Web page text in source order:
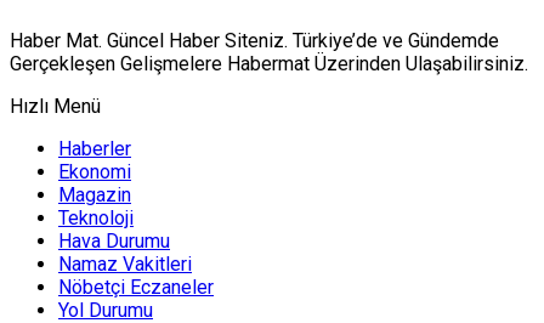
Haber Mat. Güncel Haber Siteniz. Türkiye’de ve Gündemde
Gerçekleşen Gelişmelere Habermat Üzerinden Ulaşabilirsiniz.
Hızlı Menü
Haberler
Ekonomi
Magazin
Teknoloji
Hava Durumu
Namaz Vakitleri
Nöbetçi Eczaneler
Yol Durumu